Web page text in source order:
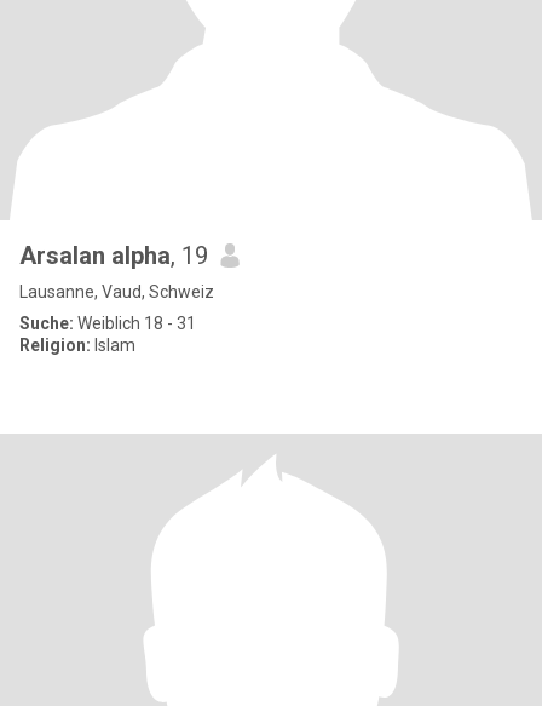
Arsalan alpha, 19
Lausanne, Vaud, Schweiz
Suche: Weiblich 18 - 31
Religion: Islam